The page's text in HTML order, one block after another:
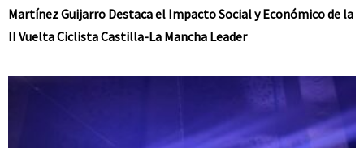
Martínez Guijarro Destaca el Impacto Social y Económico de la
II Vuelta Ciclista Castilla-La Mancha Leader